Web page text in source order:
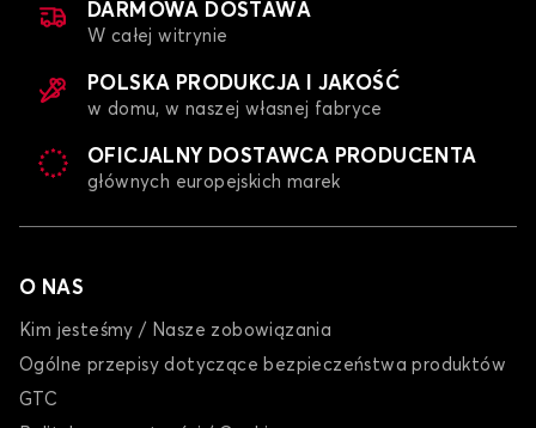
DARMOWA DOSTAWA
W całej witrynie
POLSKA PRODUKCJA I JAKOŚĆ
w domu, w naszej własnej fabryce
OFICJALNY DOSTAWCA PRODUCENTA
głównych europejskich marek
O NAS
Kim jesteśmy / Nasze zobowiązania
Ogólne przepisy dotyczące bezpieczeństwa produktów
GTC